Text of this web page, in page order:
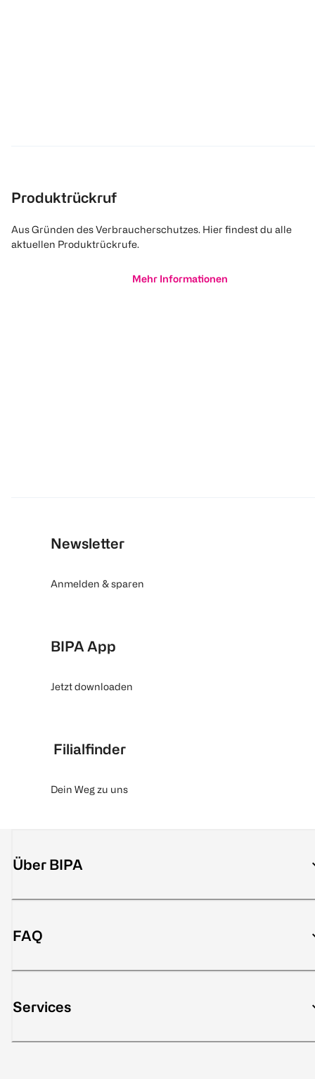
Produktrückruf
Aus Gründen des Verbraucherschutzes. Hier findest du alle
aktuellen Produktrückrufe.
Mehr Informationen
Newsletter
Anmelden & sparen
BIPA App
Jetzt downloaden
Filialfinder
Dein Weg zu uns
Über BIPA
FAQ
Services